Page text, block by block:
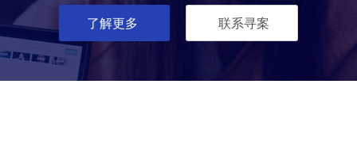
了解更多 联系寻案